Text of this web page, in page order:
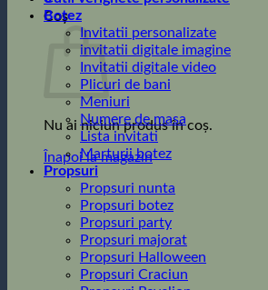
Coș
Nu ai niciun produs în coș.
Înapoi la magazin
Botez
Invitatii personalizate
invitatii digitale imagine
Invitatii digitale video
Plicuri de bani
Meniuri
Numere de masa
Lista invitati
Marturii botez
Propsuri
Propsuri nunta
Propsuri botez
Propsuri party
Propsuri majorat
Propsuri Halloween
Propsuri Craciun